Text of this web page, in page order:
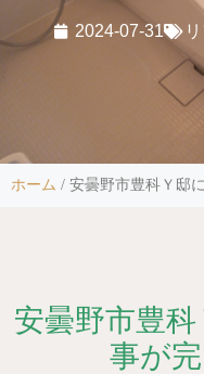
2024-07-31
ホーム / 安曇野市豊科Ｙ邸
安曇野市豊
事が